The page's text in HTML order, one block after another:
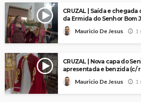
CRUZAL | Saída e chegada
da Ermida do Senhor Bom
Mauricio De Jesus 1
CRUZAL | Nova capa do
apresentada e benzida (c/
Mauricio De Jesus 1